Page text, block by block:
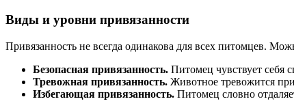
Виды и уровни привязанности
Привязанность не всегда одинакова для всех питомцев.
Безопасная привязанность. Питомец чувствует себя
Тревожная привязанность. Животное тревожится
Избегающая привязанность. Питомец словно